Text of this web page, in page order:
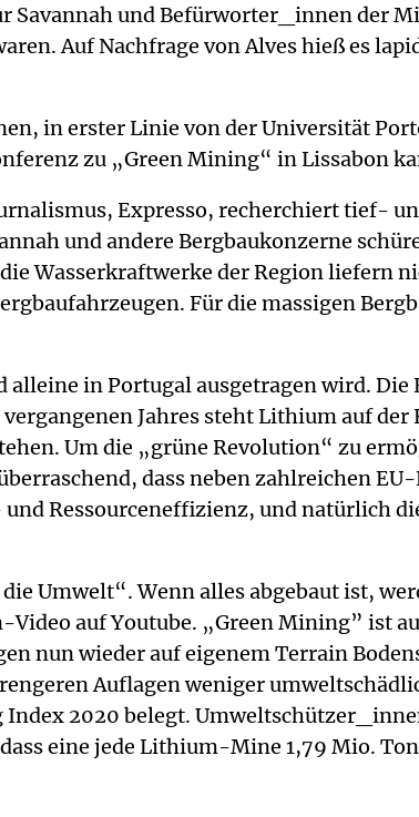
und Befürworter_innen der
Auf Nachfrage von Alves hieß es
in erster Linie von der Universität
zu „Green Mining“ in Lissabon
Expresso, recherchiert tief-
und andere Bergbaukonzerne
Wasserkraftwerke der Region liefern
Für die massigen
in Portugal ausgetragen wird.
Jahres steht Lithium auf
Um die „grüne Revolution“ zu
dass neben zahlreichen
Ressourceneffizienz, und natürlich
Umwelt“. Wenn alles abgebaut ist,
auf Youtube. „Green Mining” ist
nun wieder auf eigenem Terrain
Auflagen weniger
2020 belegt.
eine jede Lithium-Mine 1,79 Mio.